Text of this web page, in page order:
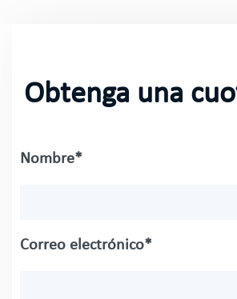
Obtenga una
Nombre*
Correo electrónico*